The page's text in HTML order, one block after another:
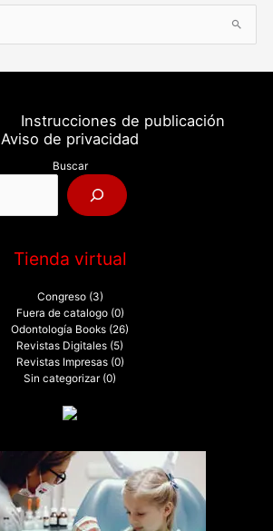
Instrucciones de publicación
Aviso de privacidad
Buscar
Tienda virtual
Congreso (3)
Fuera de catalogo (0)
Odontología Books (26)
Revistas Digitales (5)
Revistas Impresas (0)
Sin categorizar (0)